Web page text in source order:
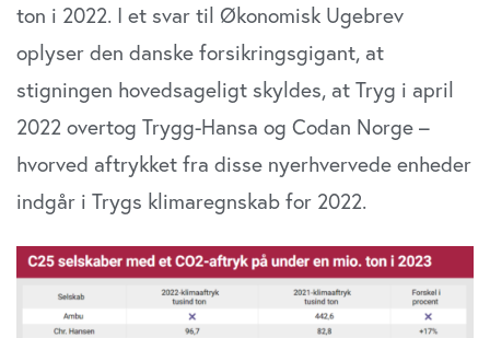
ton i 2022. I et svar til Økonomisk Ugebrev
oplyser den danske forsikringsgigant, at
stigningen hovedsageligt skyldes, at Tryg i april
2022 overtog Trygg-Hansa og Codan Norge –
hvorved aftrykket fra disse nyerhvervede enheder
indgår i Trygs klimaregnskab for 2022.